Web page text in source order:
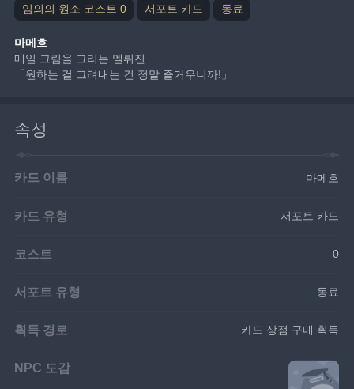
임의의 원소 코스트 0 서포트 카드 동료
마메흐
매일 그림을 그리는 멜뤼진.
「원하는 걸 그려내는 건 정말 즐거우니까!」
속성
카드 이름 마메흐
카드 유형 서포트 카드
코스트 0
서포트 유형 동료
획득 경로 카드 상점 구매 획득
NPC 도감